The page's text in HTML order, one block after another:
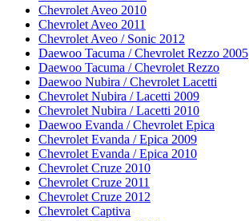
Chevrolet Aveo 2010
Chevrolet Aveo 2011
Chevrolet Aveo / Sonic 2012
Daewoo Tacuma / Chevrolet Rezzo 2005
Daewoo Tacuma / Chevrolet Rezzo
Daewoo Nubira / Chevrolet Lacetti
Chevrolet Nubira / Lacetti 2009
Chevrolet Nubira / Lacetti 2010
Daewoo Evanda / Chevrolet Epica
Chevrolet Evanda / Epica 2009
Chevrolet Evanda / Epica 2010
Chevrolet Cruze 2010
Chevrolet Cruze 2011
Chevrolet Cruze 2012
Chevrolet Captiva